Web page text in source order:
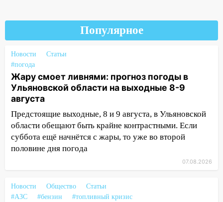
Где есть бензин в Ульяновске 7
11:50
случайно задушил его: суд вынес
приговор
11:38 В Ленинском районе пожар
полностью уничтожил дачный дом и
сарай
11:38
В Госдуме предложили отменить
ЕГЭ с 2027 года
нарушителей на контейнерных
площадках
Популярное
Новости
Статьи
#погода
Жару смоет ливнями: прогноз погоды в
Ульяновской области на выходные 8-9
августа
Предстоящие выходные, 8 и 9 августа, в Ульяновской
области обещают быть крайне контрастными. Если
суббота ещё начнётся с жары, то уже во второй
половине дня погода
07.08.2026
Новости Общество
Статьи
#АЗС
#бензин #топливный кризис